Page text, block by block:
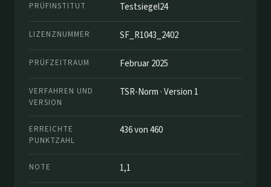
PRÜFINSTITUT Testsiegel24
LIZENZNUMMER SF_R1043_2402
PRÜFZEITRAUM Februar 2025
VERFAHREN UND
VERSION
TSR-Norm · Version 1
ERREICHTE
PUNKTZAHL
436 von 460
NOTE 1,1